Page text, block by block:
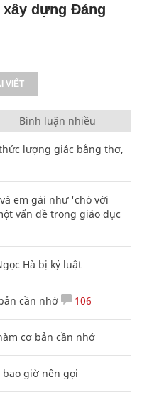
xây dựng Đảng
VIẾT
Bình luận nhiều
lượng giác bằng thơ,
em gái như 'chó với
vấn đề trong giáo dục
Hà bị kỷ luật
cần nhớ 106
cơ bản cần nhớ
giờ nên gọi